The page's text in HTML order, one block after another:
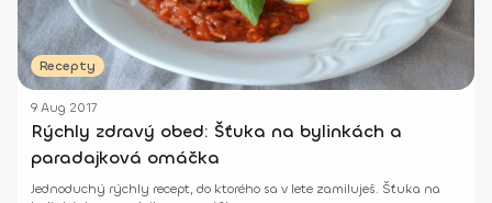
Recepty
9 Aug 2017
Rýchly zdravý obed: Šťuka na bylinkách a
paradajková omáčka
Jednoduchý rýchly recept, do ktorého sa v lete zamiluješ. Šťuka na